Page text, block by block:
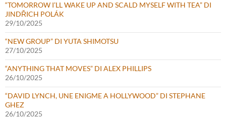
“TOMORROW I’LL WAKE UP AND SCALD MYSELF WITH TEA” DI
JINDŘICH POLÁK
29/10/2025
“NEW GROUP” DI YUTA SHIMOTSU
27/10/2025
“ANYTHING THAT MOVES” DI ALEX PHILLIPS
26/10/2025
“DAVID LYNCH, UNE ENIGME A HOLLYWOOD” DI STEPHANE
GHEZ
26/10/2025